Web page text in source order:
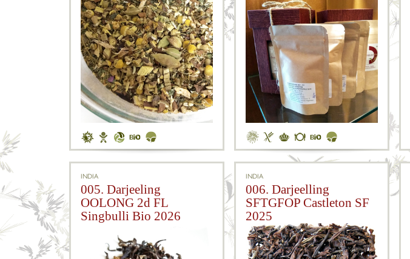
INDIA
005. Darjeeling
OOLONG 2d FL
Singbulli Bio 2026
INDIA
006. Darjeelling
SFTGFOP Castleton SF
2025